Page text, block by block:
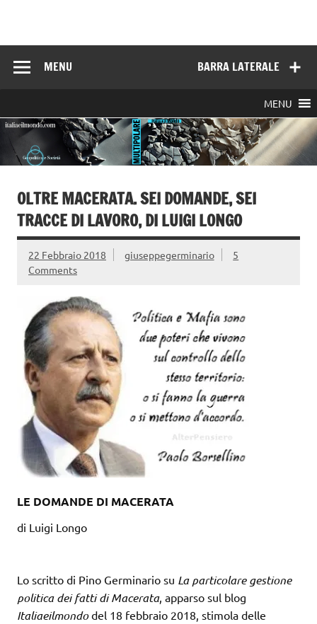
BARRA LATERALE
MENU
MENU
OLTRE MACERATA. SEI DOMANDE, SEI
TRACCE DI LAVORO, DI LUIGI LONGO
22 Febbraio 2018 giuseppegerminario
5
Comments
LE DOMANDE DI MACERATA
di Luigi Longo
Lo scritto di Pino Germinario su La particolare gestione
politica dei fatti di Macerata, apparso sul blog
Italiaeilmondodel 18 febbraio 2018, stimola delle